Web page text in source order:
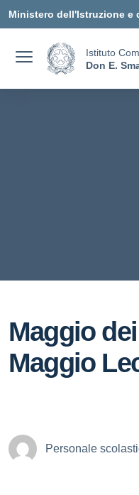
Ministero dell'Istruzione e
Istituto
Don E.
Maggio
Maggio
Personale